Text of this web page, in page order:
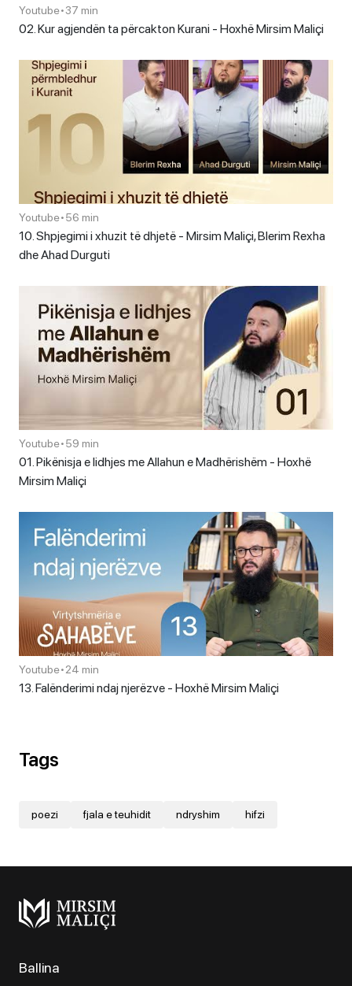
Youtube•37 min
02. Kur agjendën ta përcakton Kurani - Hoxhë Mirsim Maliçi
Youtube•56 min
10. Shpjegimi i xhuzit të dhjetë - Mirsim Maliçi, Blerim Rexha
dhe Ahad Durguti
Youtube•59 min
01. Pikënisja e lidhjes me Allahun e Madhërishëm - Hoxhë
Mirsim Maliçi
Youtube•24 min
13. Falënderimi ndaj njerëzve - Hoxhë Mirsim Maliçi
Tags
poezi fjala e teuhidit ndryshim hifzi
Ballina